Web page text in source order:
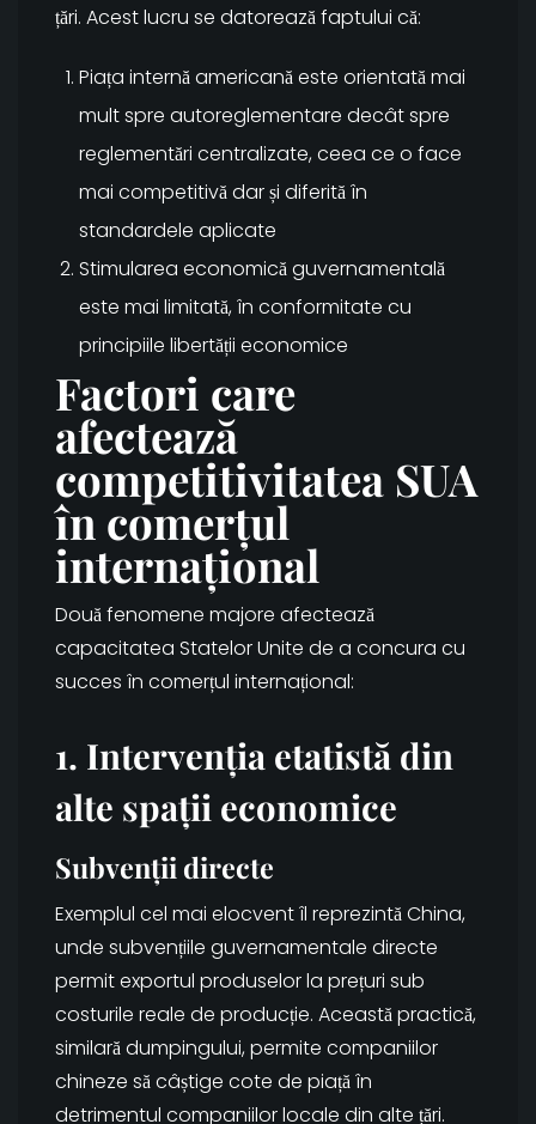
țări. Acest lucru se datorează faptului că:
Piața internă americană este orientată mai
mult spre autoreglementare decât spre
reglementări centralizate, ceea ce o face
mai competitivă dar și diferită în
standardele aplicate
Stimularea economică guvernamentală
este mai limitată, în conformitate cu
principiile libertății economice
Factori care
afectează
competitivitatea SUA
în comerțul
internațional
Două fenomene majore afectează
capacitatea Statelor Unite de a concura cu
succes în comerțul internațional:
1. Intervenția etatistă din
alte spații economice
Subvenții directe
Exemplul cel mai elocvent îl reprezintă China,
unde subvențiile guvernamentale directe
permit exportul produselor la prețuri sub
costurile reale de producție. Această practică,
similară dumpingului, permite companiilor
chineze să câștige cote de piață în
detrimentul companiilor locale din alte țări.